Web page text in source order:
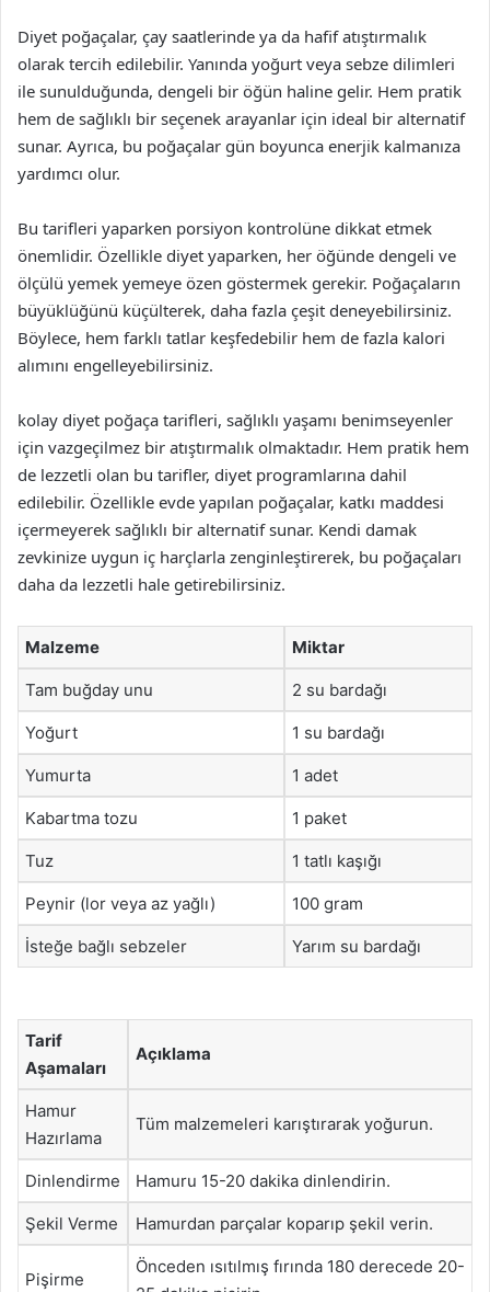
Diyet poğaçalar, çay saatlerinde ya da hafif atıştırmalık
olarak tercih edilebilir. Yanında yoğurt veya sebze dilimleri
ile sunulduğunda, dengeli bir öğün haline gelir. Hem pratik
hem de sağlıklı bir seçenek arayanlar için ideal bir alternatif
sunar. Ayrıca, bu poğaçalar gün boyunca enerjik kalmanıza
yardımcı olur.
Bu tarifleri yaparken porsiyon kontrolüne dikkat etmek
önemlidir. Özellikle diyet yaparken, her öğünde dengeli ve
ölçülü yemek yemeye özen göstermek gerekir. Poğaçaların
büyüklüğünü küçülterek, daha fazla çeşit deneyebilirsiniz.
Böylece, hem farklı tatlar keşfedebilir hem de fazla kalori
alımını engelleyebilirsiniz.
kolay diyet poğaça tarifleri, sağlıklı yaşamı benimseyenler
için vazgeçilmez bir atıştırmalık olmaktadır. Hem pratik hem
de lezzetli olan bu tarifler, diyet programlarına dahil
edilebilir. Özellikle evde yapılan poğaçalar, katkı maddesi
içermeyerek sağlıklı bir alternatif sunar. Kendi damak
zevkinize uygun iç harçlarla zenginleştirerek, bu poğaçaları
daha da lezzetli hale getirebilirsiniz.
Malzeme Miktar
Tam buğday unu 2 su bardağı
Yoğurt 1 su bardağı
Yumurta 1 adet
Kabartma tozu 1 paket
Tuz 1 tatlı kaşığı
Peynir (lor veya az yağlı) 100 gram
İsteğe bağlı sebzeler Yarım su bardağı
Tarif
Aşamaları
Açıklama
Hamur
Hazırlama
Tüm malzemeleri karıştırarak yoğurun.
Dinlendirme Hamuru 15-20 dakika dinlendirin.
Şekil Verme Hamurdan parçalar koparıp şekil verin.
Pişirme
Önceden ısıtılmış fırında 180 derecede 20-